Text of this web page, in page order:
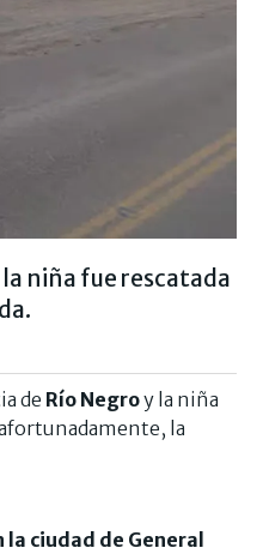
niña fue rescatada
de Río Negroy la niña
la
la ciudad de General